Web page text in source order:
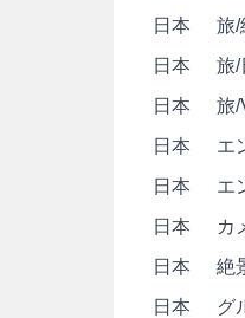
日本
旅/
日本
旅/
日本
旅/
日本
エ
日本
エ
日本
カ
日本
絶
日本
グ